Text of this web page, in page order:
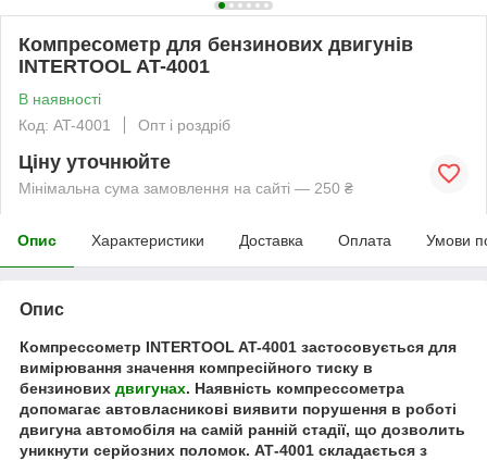
Компресометр для бензинових двигунів
INTERTOOL AT-4001
В наявності
Код: AT-4001
Опт і роздріб
Ціну уточнюйте
Мінімальна сума замовлення на сайті — 250 ₴
Опис Характеристики Доставка Оплата Умови
Опис
Компрессометр INTERTOOL AT-4001 застосовується для
вимірювання значення компресійного тиску в
бензинових двигунах. Наявність компрессометра
допомагає автовласникові виявити порушення в роботі
двигуна автомобіля на самій ранній стадії, що дозволить
уникнути серйозних поломок. АТ-4001 складається з